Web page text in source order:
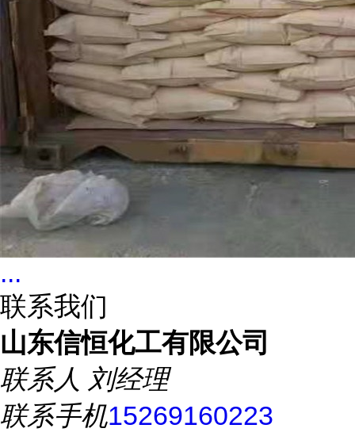
...
联系我们
山东信恒化工有限公司
联系人 刘经理
联系手机15269160223